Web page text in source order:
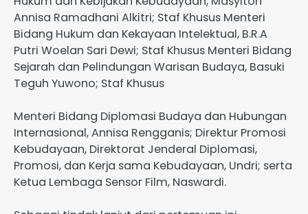
Annisa Ramadhani Alkitri; Staf Khusus Menteri
Bidang Hukum dan Kekayaan Intelektual, B.R.A
Putri Woelan Sari Dewi; Staf Khusus Menteri Bidang
Sejarah dan Pelindungan Warisan Budaya, Basuki
Teguh Yuwono; Staf Khusus
Menteri Bidang Diplomasi Budaya dan Hubungan
Internasional, Annisa Rengganis; Direktur Promosi
Kebudayaan, Direktorat Jenderal Diplomasi,
Promosi, dan Kerja sama Kebudayaan, Undri; serta
Ketua Lembaga Sensor Film, Naswardi.